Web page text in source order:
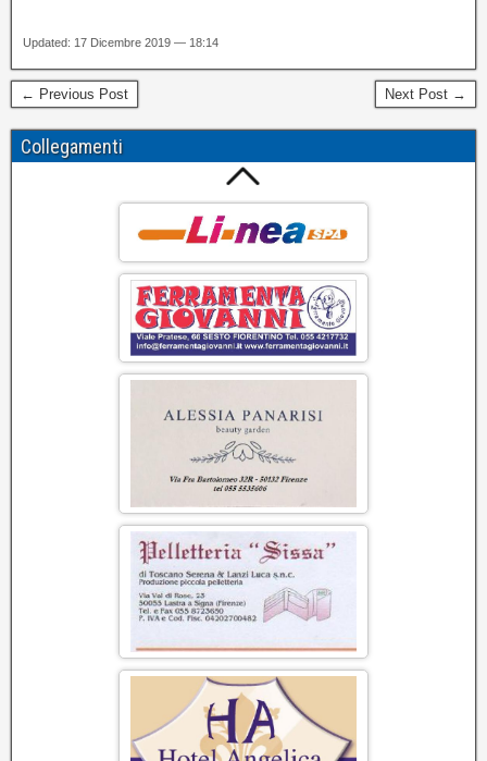
Updated: 17 Dicembre 2019 — 18:14
← Previous Post Next Post →
Collegamenti